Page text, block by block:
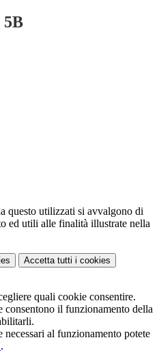
5B
questo utilizzati si avvalgono di
ed utili alle finalità illustrate nella
Accetta tutti i cookies
quali cookie consentire.
consentono il funzionamento della
al funzionamento potete
.